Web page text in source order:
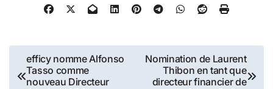
Navigation
de
efficy nomme Alfonso
Tasso comme
nouveau Directeur
Nomination de Laurent
Thibon en tant que
directeur financier de